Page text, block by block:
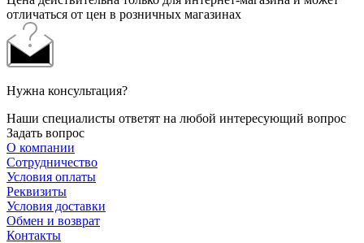
отличаться от цен в розничных магазинах
Нужна консультация?
Наши специалисты ответят на любой интересующий вопрос
Задать вопрос
О компании
Сотрудничество
Условия оплаты
Реквизиты
Условия доставки
Обмен и возврат
Контакты